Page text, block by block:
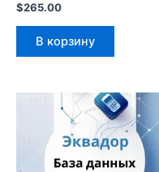
$265.00
В корзину